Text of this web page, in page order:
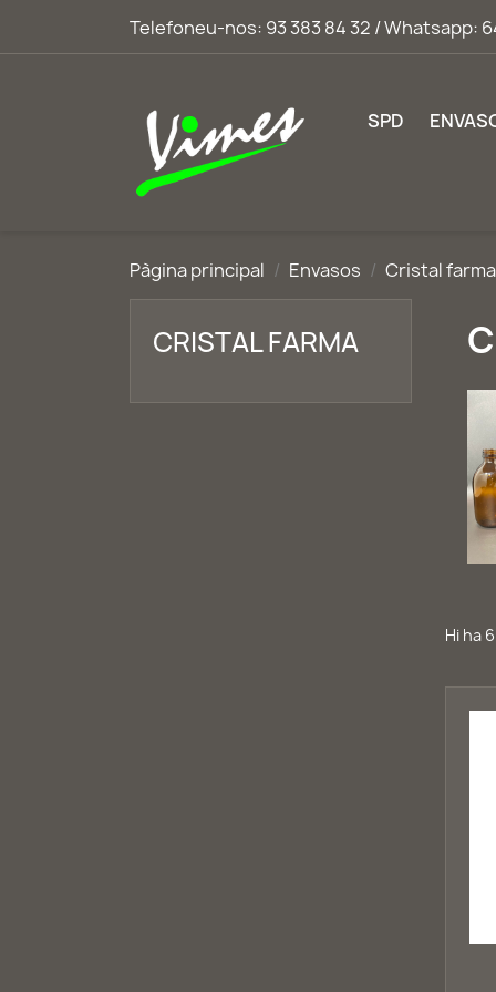
Telefoneu-nos: 93 383 84 32 / Whatsapp:
SPD
Pàgina principal Envasos Cristal farma
CRISTAL FARMA
Hi ha